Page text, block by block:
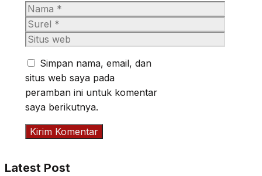
Nama
Surel
Situs
Simpan nama, email, dan
situs web saya pada
peramban ini untuk komentar
saya berikutnya.
Latest Post